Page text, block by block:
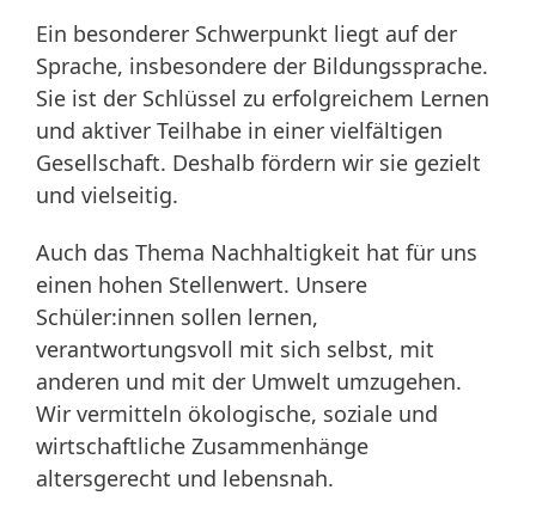
Ein besonderer Schwerpunkt liegt auf der
Sprache, insbesondere der Bildungssprache.
Sie ist der Schlüssel zu erfolgreichem Lernen
und aktiver Teilhabe in einer vielfältigen
Gesellschaft. Deshalb fördern wir sie gezielt
und vielseitig.
Auch das Thema Nachhaltigkeit hat für uns
einen hohen Stellenwert. Unsere
Schüler:innen sollen lernen,
verantwortungsvoll mit sich selbst, mit
anderen und mit der Umwelt umzugehen.
Wir vermitteln ökologische, soziale und
wirtschaftliche Zusammenhänge
altersgerecht und lebensnah.